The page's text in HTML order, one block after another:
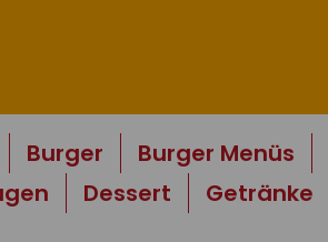
Burger Burger Menüs
Dessert Getränke